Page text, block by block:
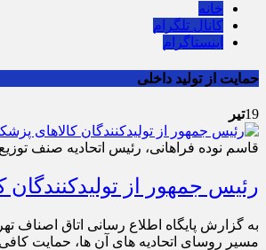
خانه
کانال تلگرام
اینستاگرام
حمایت از تولید داخلی
19تیر
قاسم نوده فراهانی، رئیس اتحادیه صنف
رئیس جمهور از
به گزارش پایگاه اطلاع رسانی اتاق
مسیر روسای اتحادیه های آن ها، حمایت